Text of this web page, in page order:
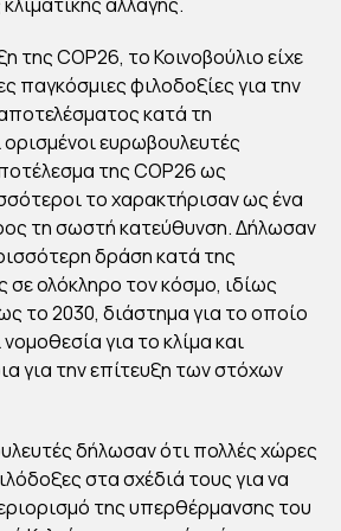
ΩΒ
ΗΣ
ΚΛΙ
ΜΑ
By
Στέλλα
Αυγου
στάκη
29/11/20
της COP26, το Κοινοβούλιο είχε
παγκόσμιες φιλοδοξίες για την
κατά τη
ορισμένοι ευρωβουλευτές
της COP26 ως
το χαρακτήρισαν ως ένα
τη σωστή κατεύθυνση. Δήλωσαν
δράση κατά της
σε ολόκληρο τον κόσμο, ιδίως
το 2030, διάστημα για το οποίο
για το κλίμα και
για την επίτευξη των στόχων
δήλωσαν ότι πολλές χώρες
στα σχέδιά τους για να
της υπερθέρμανσης του